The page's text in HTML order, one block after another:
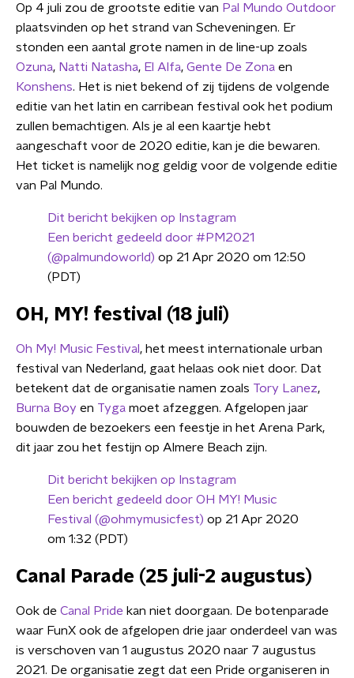
Op 4 juli zou de grootste editie van Pal Mundo Outdoor
plaatsvinden op het strand van Scheveningen. Er
stonden een aantal grote namen in de line-up zoals
Ozuna, Natti Natasha, El Alfa, Gente De Zona en
Konshens. Het is niet bekend of zij tijdens de volgende
editie van het latin en carribean festival ook het podium
zullen bemachtigen. Als je al een kaartje hebt
aangeschaft voor de 2020 editie, kan je die bewaren.
Het ticket is namelijk nog geldig voor de volgende editie
van Pal Mundo.
Dit bericht bekijken op Instagram
Een bericht gedeeld door #PM2021
(@palmundoworld) op 21 Apr 2020 om 12:50
(PDT)
OH, MY! festival (18 juli)
Oh My! Music Festival , het meest internationale urban
festival van Nederland, gaat helaas ook niet door. Dat
betekent dat de organisatie namen zoals Tory Lanez,
Burna Boy en Tyga moet afzeggen. Afgelopen jaar
bouwden de bezoekers een feestje in het Arena Park,
dit jaar zou het festijn op Almere Beach zijn.
Dit bericht bekijken op Instagram
Een bericht gedeeld door OH MY! Music
Festival (@ohmymusicfest) op 21 Apr 2020
om 1:32 (PDT)
Canal Parade (25 juli-2 augustus)
Ook de Canal Pride kan niet doorgaan. De botenparade
waar FunX ook de afgelopen drie jaar onderdeel van was
is verschoven van 1 augustus 2020 naar 7 augustus
2021. De organisatie zegt dat een Pride organiseren in